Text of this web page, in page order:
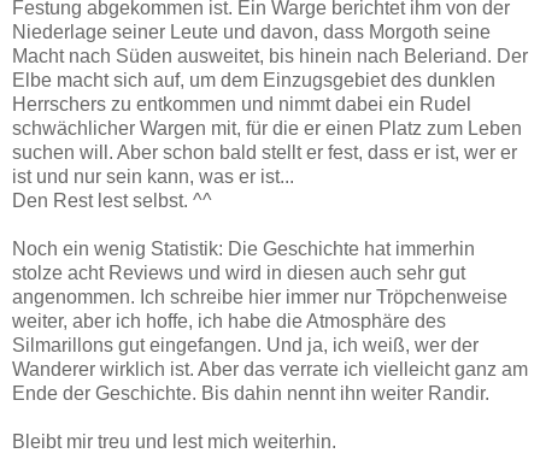
Festung abgekommen ist. Ein Warge berichtet ihm von der
Niederlage seiner Leute und davon, dass Morgoth seine
Macht nach Süden ausweitet, bis hinein nach Beleriand. Der
Elbe macht sich auf, um dem Einzugsgebiet des dunklen
Herrschers zu entkommen und nimmt dabei ein Rudel
schwächlicher Wargen mit, für die er einen Platz zum Leben
suchen will. Aber schon bald stellt er fest, dass er ist, wer er
ist und nur sein kann, was er ist...
Den Rest lest selbst. ^^
Noch ein wenig Statistik: Die Geschichte hat immerhin
stolze acht Reviews und wird in diesen auch sehr gut
angenommen. Ich schreibe hier immer nur Tröpchenweise
weiter, aber ich hoffe, ich habe die Atmosphäre des
Silmarillons gut eingefangen. Und ja, ich weiß, wer der
Wanderer wirklich ist. Aber das verrate ich vielleicht ganz am
Ende der Geschichte. Bis dahin nennt ihn weiter Randir.
Bleibt mir treu und lest mich weiterhin.